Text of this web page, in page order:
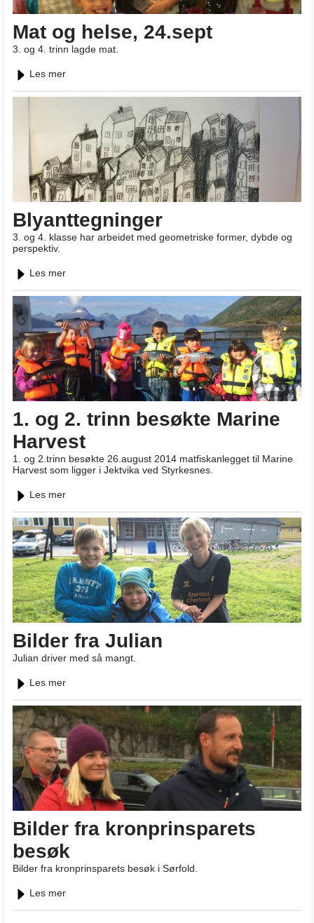
Mat og helse, 24.sept
3. og 4. trinn lagde mat.
Les mer
Blyanttegninger
3. og 4. klasse har arbeidet med geometriske former, dybde og
perspektiv.
Les mer
1. og 2. trinn besøkte Marine
Harvest
1. og 2.trinn besøkte 26.august 2014 matfiskanlegget til Marine
Harvest som ligger i Jektvika ved Styrkesnes.
Les mer
Bilder fra Julian
Julian driver med så mangt.
Les mer
Bilder fra kronprinsparets
besøk
Bilder fra kronprinsparets besøk i Sørfold.
Les mer